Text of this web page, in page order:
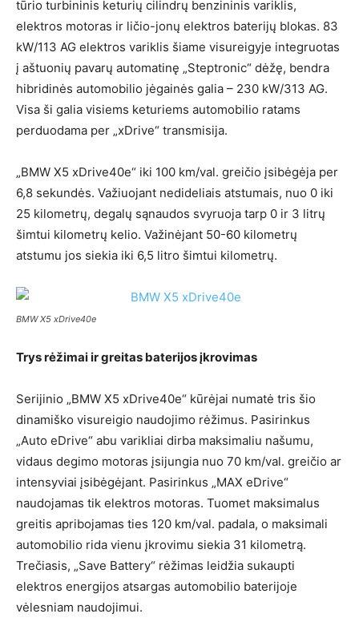
tūrio turbininis keturių cilindrų benzininis variklis,
elektros motoras ir ličio-jonų elektros baterijų blokas. 83
kW/113 AG elektros variklis šiame visureigyje integruotas
į aštuonių pavarų automatinę „Steptronic“ dėžę, bendra
hibridinės automobilio jėgainės galia – 230 kW/313 AG.
Visa ši galia visiems keturiems automobilio ratams
perduodama per „xDrive“ transmisija.
„BMW X5 xDrive40e“ iki 100 km/val. greičio įsibėgėja per
6,8 sekundės. Važiuojant nedideliais atstumais, nuo 0 iki
25 kilometrų, degalų sąnaudos svyruoja tarp 0 ir 3 litrų
šimtui kilometrų kelio. Važinėjant 50-60 kilometrų
atstumu jos siekia iki 6,5 litro šimtui kilometrų.
BMW X5 xDrive40e
Trys rėžimai ir greitas baterijos įkrovimas
Serijinio „BMW X5 xDrive40e“ kūrėjai numatė tris šio
dinamiško visureigio naudojimo rėžimus. Pasirinkus
„Auto eDrive“ abu varikliai dirba maksimaliu našumu,
vidaus degimo motoras įsijungia nuo 70 km/val. greičio ar
intensyviai įsibėgėjant. Pasirinkus „MAX eDrive“
naudojamas tik elektros motoras. Tuomet maksimalus
greitis apribojamas ties 120 km/val. padala, o maksimali
automobilio rida vienu įkrovimu siekia 31 kilometrą.
Trečiasis, „Save Battery“ rėžimas leidžia sukaupti
elektros energijos atsargas automobilio baterijoje
vėlesniam naudojimui.